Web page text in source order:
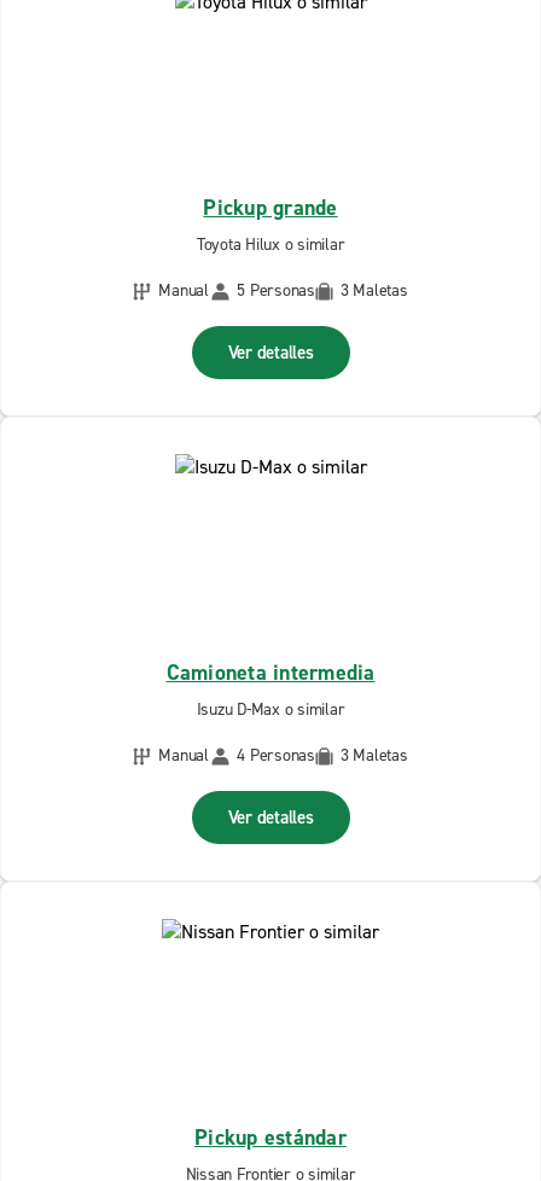
Pickup grande
Toyota Hilux o similar
Manual
5 Personas 3 Maletas
Ver detalles
Camioneta intermedia
Isuzu D-Max o similar
Manual
4 Personas 3 Maletas
Ver detalles
Pickup estándar
Nissan Frontier o similar